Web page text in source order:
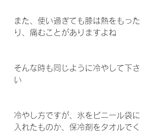
また、使い過ぎても膝は熱をもった
り、痛むことがありますよね
そんな時も同じように冷やして下さ
い
冷やし方ですが、氷をビニール袋に
入れたものか、保冷剤をタオルでく